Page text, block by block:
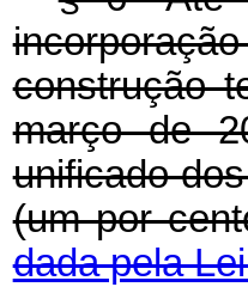
construção
março de
unificado
(um por
dada pela